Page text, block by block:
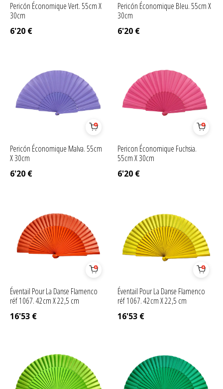
Pericón Économique Vert. 55cm X
30cm
6'20 €
Pericón Économique Bleu. 55cm X
30cm
6'20 €
Pericón Économique Malva. 55cm
X 30cm
6'20 €
Pericon Économique Fuchsia.
55cm X 30cm
6'20 €
Éventail Pour La Danse Flamenco
réf 1067. 42cm X 22,5 cm
16'53 €
Éventail Pour La Danse Flamenco
réf 1067. 42cm X 22,5 cm
16'53 €